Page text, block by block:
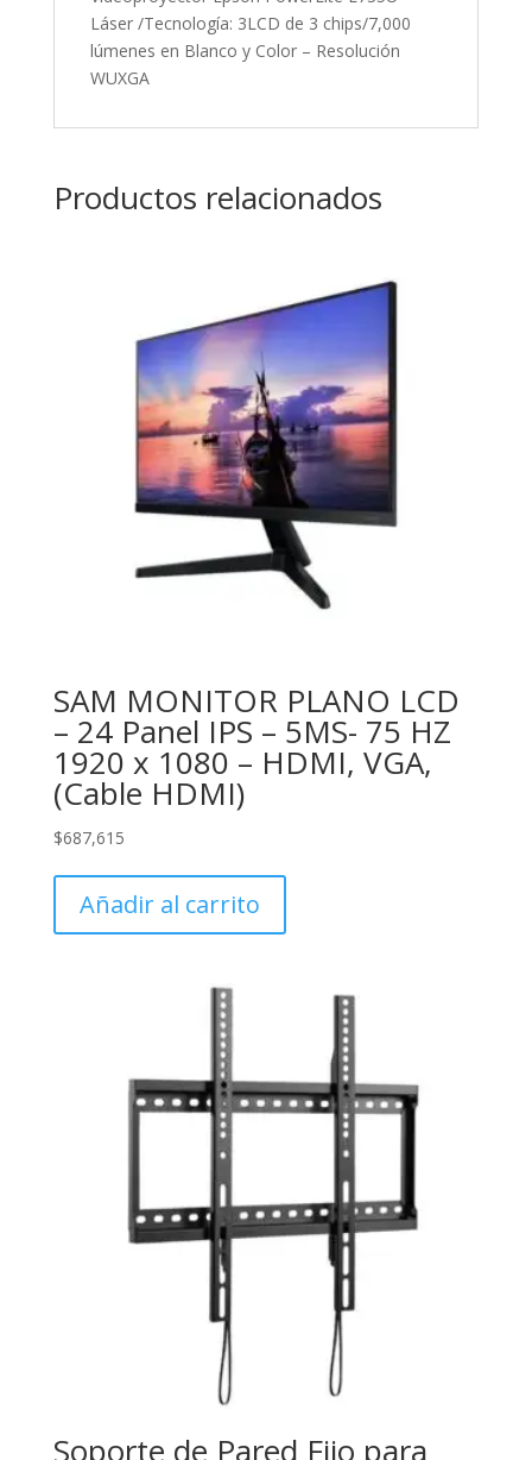
Láser /Tecnología: 3LCD de 3 chips/7,000
lúmenes en Blanco y Color – Resolución
WUXGA
Productos relacionados
SAM MONITOR PLANO LCD
– 24 Panel IPS – 5MS- 75 HZ
1920 x 1080 – HDMI, VGA,
(Cable HDMI)
$687,615
Añadir al carrito
Soporte de Pared Fijo para